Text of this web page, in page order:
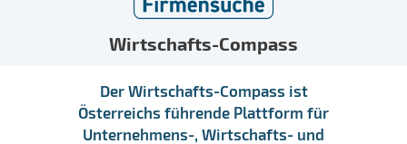
Wirtschafts-Compass
Der Wirtschafts-Compass ist
Österreichs führende Plattform für
Unternehmens-, Wirtschafts- und